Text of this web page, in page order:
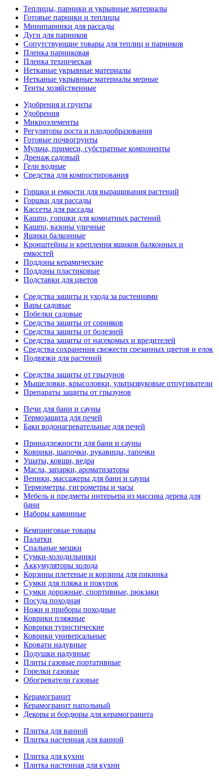
Теплицы, парники и укрывные материалы
Готовые парники и теплицы
Минипарники для рассады
Дуги для парников
Сопутствующие товары для теплиц и парников
Пленка парниковая
Пленка техническая
Нетканые укрывные материалы
Нетканые укрывные материалы мерные
Тенты хозяйственные
Удобрения и грунты
Удобрения
Микроэлементы
Регуляторы роста и плодообразования
Готовые почвогрунты
Мульча, примеси, субстратные компоненты
Дренаж садовый
Гели водные
Средства для компостирования
Горшки и емкости для выращивания растений
Горшки для рассады
Кассеты для рассады
Кашпо, горшки для комнатных растений
Кашпо, вазоны уличные
Ящики балконные
Кронштейны и крепления ящиков балконных и
емкостей
Поддоны керамические
Поддоны пластиковые
Подставки для цветов
Средства защиты и ухода за растениями
Вары садовые
Побелки садовые
Средства защиты от сорняков
Средства защиты от болезней
Средства защиты от насекомых и вредителей
Средства сохранения свежести срезанных цветов и елок
Подвязки для растений
Средства защиты от грызунов
Мышеловки, крысоловки, ультразвуковые отпугиватели
Препараты защиты от грызунов
Печи для бани и сауны
Термозащита для печей
Баки водонагревательные для печей
Принадлежности для бани и сауны
Коврики, шапочки, рукавицы, тапочки
Ушаты, ковши, ведра
Масла, запарки, ароматизаторы
Веники, массажеры для бани и сауны
Термометры, гигрометры и часы
Мебель и предметы интерьера из массива дерева для
бани
Наборы каминные
Кемпинговые товары
Палатки
Спальные мешки
Сумки-холодильники
Аккумуляторы холода
Корзины плетеные и корзины для пикника
Сумки для пляжа и покупок
Сумки дорожные, спортивные, рюкзаки
Посуда походная
Ножи и приборы походные
Коврики пляжные
Коврики туристические
Коврики универсальные
Кровати надувные
Подушки надувные
Плиты газовые портативные
Горелки газовые
Обогреватели газовые
Керамогранит
Керамогранит напольный
Декоры и бордюры для керамогранита
Плитка для ванной
Плитка настенная для ванной
Плитка для кухни
Плитка настенная для кухни